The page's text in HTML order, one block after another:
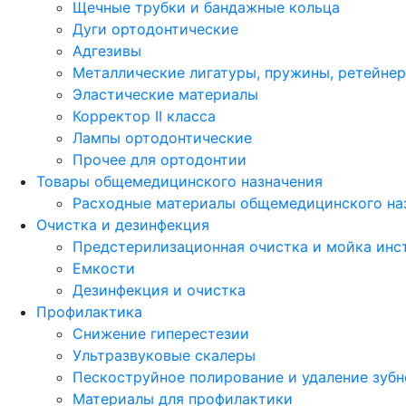
Щечные трубки и бандажные кольца
Дуги ортодонтические
Адгезивы
Металлические лигатуры, пружины,
Эластические материалы
Корректор II класса
Лампы ортодонтические
Прочее для ортодонтии
Товары общемедицинского назначения
Расходные материалы общемедицинского
Очистка и дезинфекция
Предстерилизационная очистка и мойка
Емкости
Дезинфекция и очистка
Профилактика
Снижение гиперестезии
Ультразвуковые скалеры
Пескоструйное полирование и удаление
Материалы для профилактики